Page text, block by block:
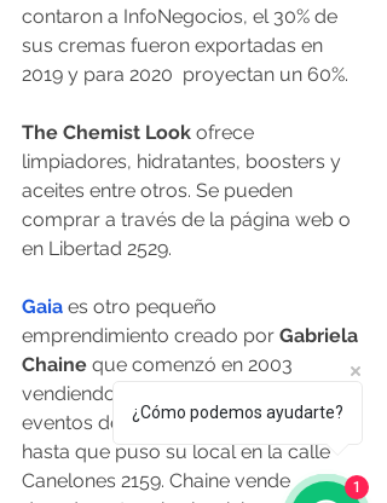
contaron a InfoNegocios, el 30% de
sus cremas fueron exportadas en
2019 y para 2020  proyectan un 60%.
The Chemist Look ofrece
limpiadores, hidratantes, boosters y
aceites entre otros. Se pueden
comprar a través de la página web o
en Libertad 2529.
Gaia es otro pequeño
emprendimiento creado por Gabriela
Chaine que comenzó en 2003
vendiendo en ferias artesanales y
eventos de conciencia ecológica
hasta que puso su local en la calle
Canelones 2159. Chaine vende
¿Cómo podemos ayudarte?
1